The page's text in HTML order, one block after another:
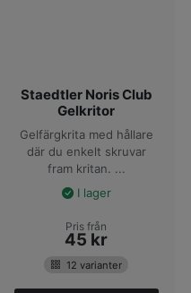
Staedtler Noris Club
Gelkritor
Gelfärgkrita med hållare
där du enkelt skruvar
fram kritan. ...
I lager
Pris från
45 kr
12 varianter